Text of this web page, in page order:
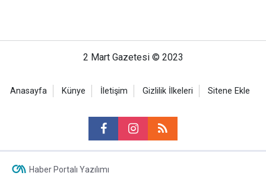
2 Mart Gazetesi © 2023
Anasayfa Künye İletişim Gizlilik İlkeleri Sitene Ekle
Haber Portalı Yazılımı